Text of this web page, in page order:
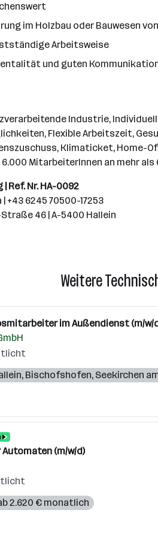
im Holzbau oder Bauwesen
Arbeitsweise
und guten
Industrie,
Flexible Arbeitszeit,
Klimaticket, Home-
MitarbeiterInnen an mehr
Ref. Nr. HA-0092
+43 6245 70500-17253
46 | A-5400 Hallein
Weitere
im Außendienst (m/w/
, Bischofshofen, Seekirchen
(m/w/d)
2.620 € monatlich